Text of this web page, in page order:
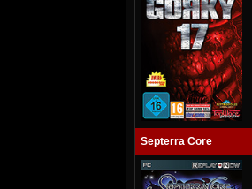
Septerra Core